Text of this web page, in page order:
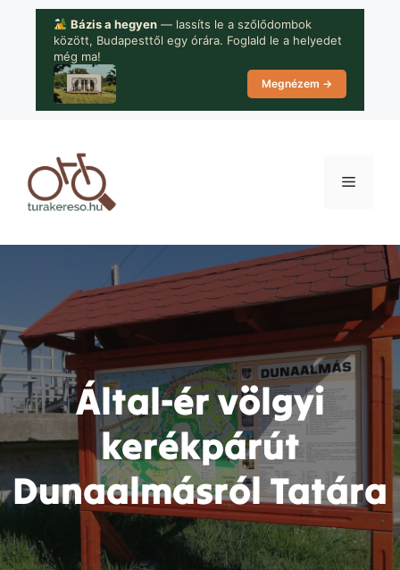
Kilépés
tartalomba
Bázis a hegyen— lassíts le a szőlődombok
között, Budapesttől egy órára. Foglald le a helyedet
még ma!
Megnézem →
Menü
Által-ér völgyi
kerékpárút
Dunaalmásról Tatára